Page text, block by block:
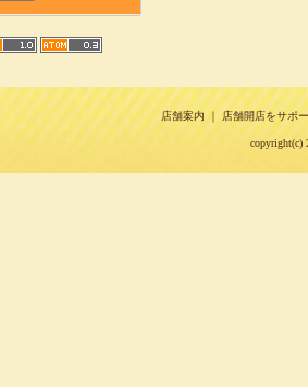
店舗案内 ｜ 店舗開店をサポ
copyright(c)